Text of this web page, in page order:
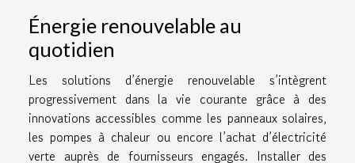
Énergie renouvelable au
quotidien
Les solutions d’énergie renouvelable s’intègrent
progressivement dans la vie courante grâce à des
innovations accessibles comme les panneaux solaires,
les pompes à chaleur ou encore l’achat d’électricité
verte auprès de fournisseurs engagés. Installer des